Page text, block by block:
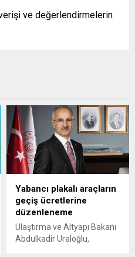
ve değerlendirmelerin
Yabancı plakalı araçların
geçiş ücretlerine
düzenleneme
Ulaştırma ve Altyapı Bakanı
Abdulkadir Uraloğlu,